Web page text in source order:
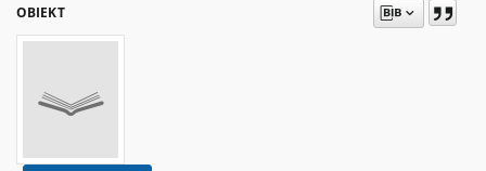
OBIEKT